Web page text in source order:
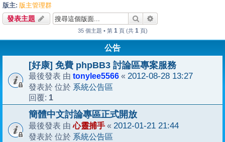
版主: 版主管理群
發表主題 搜尋
35 個主題 • 第 1 頁 (共 1 頁)
公告
[好康] 免費 phpBB3 討論區專案服務
最後發表 由 tonylee5566 « 2012-08-28 13:27
發表於 位於 系統公告區
回覆: 1
簡體中文討論專區正式開放
最後發表 由心靈捕手 « 2012-01-21 21:44
發表於 位於 系統公告區